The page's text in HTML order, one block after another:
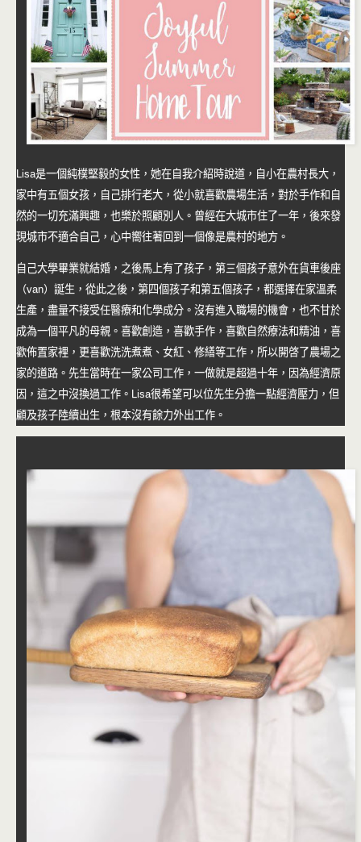
Lisa是一個純樸堅毅的女性，她在自我介紹時說道，自小在農村長大，
家中有五個女孩，自己排行老大，從小就喜歡農場生活，對於手作和自
然的一切充滿興趣，也樂於照顧別人。曾經在大城市住了一年，後來發
現城市不適合自己，心中嚮往著回到一個像是農村的地方。
自己大學畢業就結婚，之後馬上有了孩子，第三個孩子意外在貨車後座
（van）誕生，從此之後，第四個孩子和第五個孩子，都選擇在家溫柔
生產，盡量不接受任醫療和化學成分。沒有進入職場的機會，也不甘於
成為一個平凡的母親。喜歡創造，喜歡手作，喜歡自然療法和精油，喜
歡佈置家裡，更喜歡洗洗煮煮、女紅、修繕等工作，所以開啓了農場之
家的道路。先生當時在一家公司工作，一做就是超過十年，因為經濟原
因，這之中沒換過工作。Lisa很希望可以位先生分擔一點經濟壓力，但
顧及孩子陸續出生，根本沒有餘力外出工作。